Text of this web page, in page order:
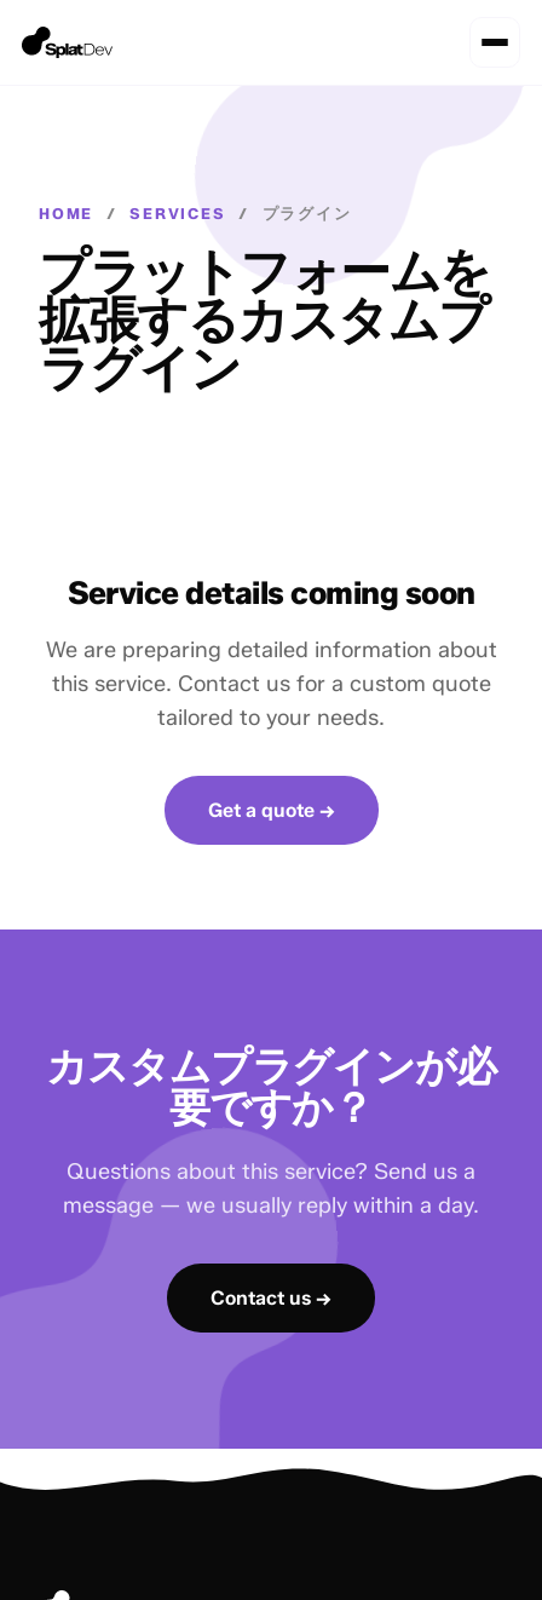
HOME / SERVICES / プラグイン
プラットフォームを
拡張するカスタムプ
ラグイン
Service details coming soon
We are preparing detailed information about
this service. Contact us for a custom quote
tailored to your needs.
Get a quote →
カスタムプラグインが必
要ですか？
Questions about this service? Send us a
message — we usually reply within a day.
Contact us →